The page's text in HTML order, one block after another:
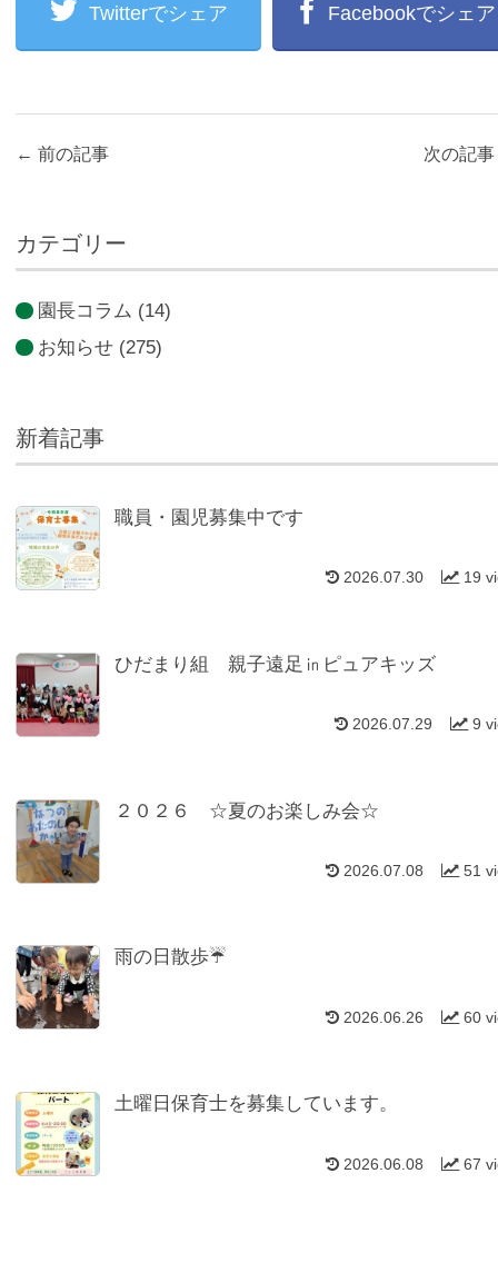
Twitterでシェア Facebookでシェア
← 前の記事 次の記事
カテゴリー
園長コラム (14)
お知らせ (275)
新着記事
職員・園児募集中です
19
2026.07.30
ひだまり組 親子遠足㏌ピュアキッズ
9
2026.07.29
２０２６ ☆夏のお楽しみ会☆
51
2026.07.08
雨の日散歩☔
60
2026.06.26
土曜日保育士を募集しています。
67
2026.06.08